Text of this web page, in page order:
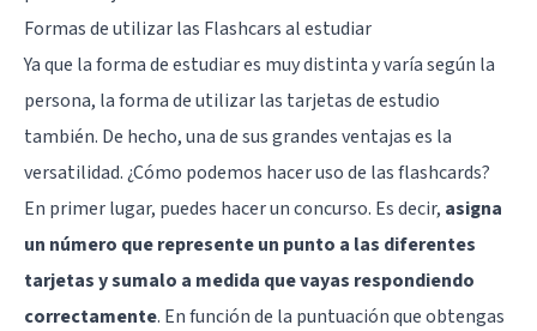
Formas de utilizar las Flashcars al estudiar
Ya que la forma de estudiar es muy distinta y varía según la
persona, la forma de utilizar las tarjetas de estudio
también. De hecho, una de sus grandes ventajas es la
versatilidad. ¿Cómo podemos hacer uso de las flashcards?
En primer lugar, puedes hacer un concurso. Es decir, asigna
un número que represente un punto a las diferentes
tarjetas y sumalo a medida que vayas respondiendo
correctamente. En función de la puntuación que obtengas